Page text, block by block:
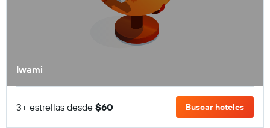
Iwami
3+ estrellas desde $60 Buscar hoteles